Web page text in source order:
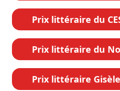
Prix littéraire du
Prix littéraire du
Prix littéraire